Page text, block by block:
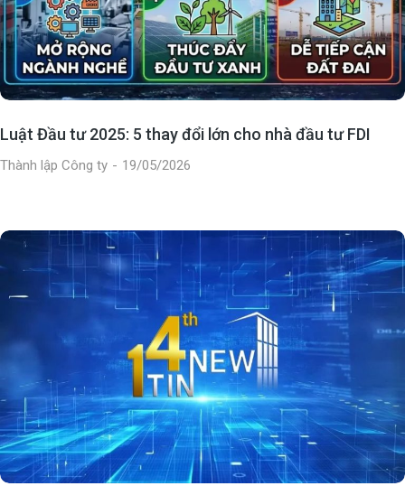
Luật Đầu tư 2025: 5 thay đổi lớn cho nhà đầu tư FDI
Thành lập Công ty 19/05/2026